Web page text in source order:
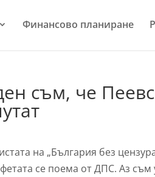
Финансово планиране
съм, че
на „България без
се поема от ДПС. Аз